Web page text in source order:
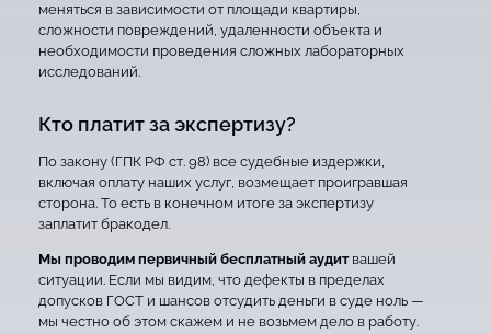
меняться в зависимости от площади квартиры,
сложности повреждений, удаленности объекта и
необходимости проведения сложных лабораторных
исследований.
Кто платит за экспертизу?
По закону (ГПК РФ ст. 98) все судебные издержки,
включая оплату наших услуг, возмещает проигравшая
сторона. То есть в конечном итоге за экспертизу
заплатит бракодел.
Мы проводим первичный бесплатный аудитвашей
ситуации. Если мы видим, что дефекты в пределах
допусков ГОСТ и шансов отсудить деньги в суде ноль —
мы честно об этом скажем и не возьмем дело в работу.